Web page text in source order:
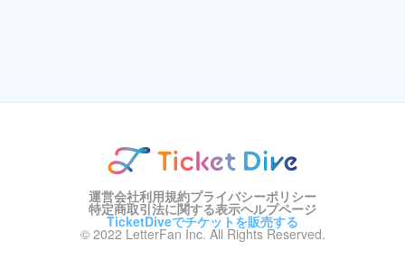
運営会社利用規約プライバシーポリシー
特定商取引法に関する表示ヘルプページ
TicketDiveでチケットを販売する
© 2022 LetterFan Inc. All Rights Reserved.